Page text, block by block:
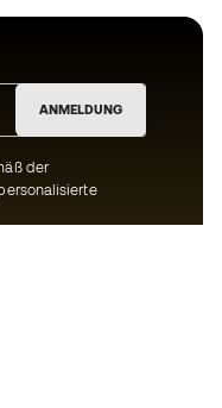
ANMELDUNG
der